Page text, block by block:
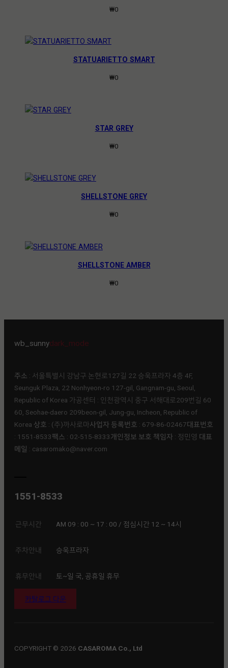
₩0
STATUARIETTO SMART
₩0
STAR GREY
₩0
SHELLSTONE GREY
₩0
SHELLSTONE AMBER
₩0
wb_sunnydark_mode
주소 : 서울특별시 강남구 논현로127길 22 승욱프라자 4층 4F,
Seunguk Plaza, 22 Nonhyeon-ro 127-gil, Gangnam-gu, Seoul,
Republic of Korea 가공센터 : 인천광역시 중구 서해대로209번길 60
60, Seohae-daero 209beon-gil, Jung-gu, Incheon, Republic of
Korea 상호 : (주)까사로마ㅤ사업자 등록번호 : 679-86-02467ㅤ대표번호
: 1551-8533ㅤ팩스 : 02-515-8333ㅤ개인정보 보호 책임자 : 정민영 ㅤ 대표
메일 : casaromako@naver.com
1551-8533
근무시간 AM 09 : 00 ~ 17 : 00 / 점심시간 12 ~ 14시
주차안내 승욱프라자
휴무안내 토~일 국, 공휴일 휴무
카탈로그 다운
COPYRIGHT © 2026 CASAROMA Co., Ltd